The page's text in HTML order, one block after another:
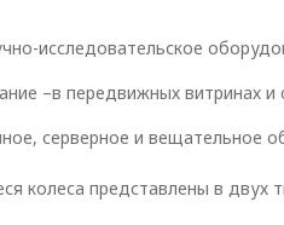
исследовательское
–в передвижных витринах и
серверное и вещательное
колеса представлены в двух